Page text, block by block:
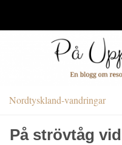
Nordtyskland-vandringar
På strövtåg